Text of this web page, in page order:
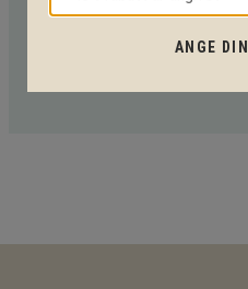
Ring oss på tel:010-20 70
support@kpln.seANGE